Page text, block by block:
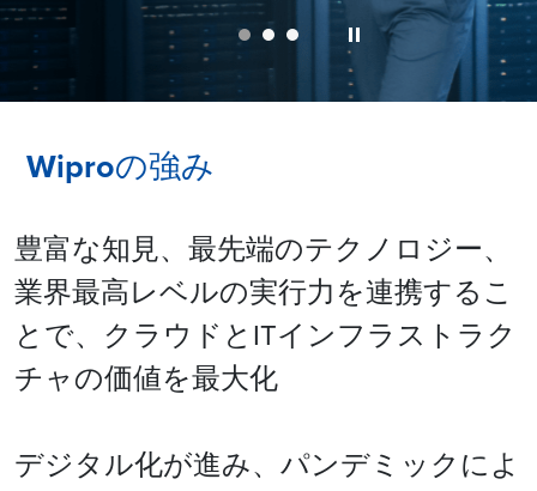
Wiproの強み
豊富な知見、最先端のテクノロジー、
業界最高レベルの実行力を連携するこ
とで、クラウドとITインフラストラク
チャの価値を最大化
デジタル化が進み、パンデミックによ